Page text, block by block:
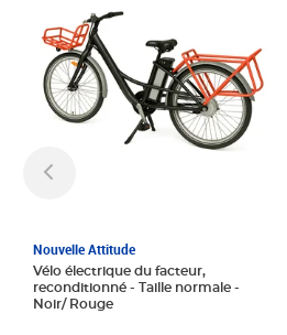
Nouvelle Attitude
Vélo électrique du facteur,
reconditionné - Taille normale -
Noir/ Rouge